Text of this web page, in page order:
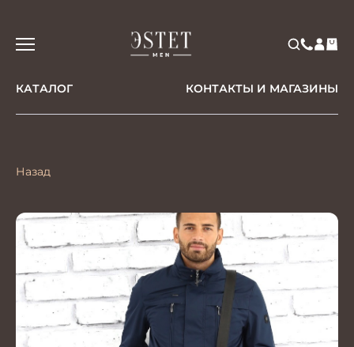
КАТАЛОГ КОНТАКТЫ И МАГАЗИНЫ
Назад